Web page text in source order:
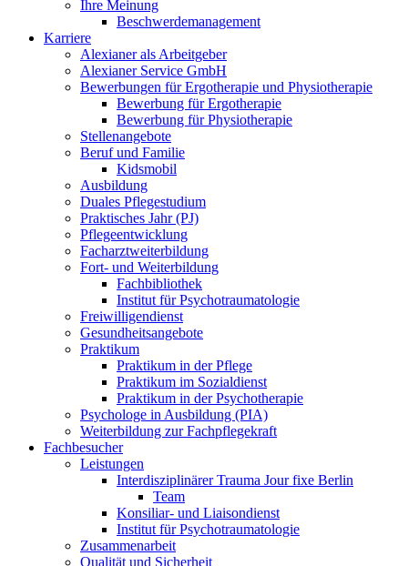
Ihre Meinung
Beschwerdemanagement
Karriere
Alexianer als Arbeitgeber
Alexianer Service GmbH
Bewerbungen für Ergotherapie und Physiotherapie
Bewerbung für Ergotherapie
Bewerbung für Physiotherapie
Stellenangebote
Beruf und Familie
Kidsmobil
Ausbildung
Duales Pflegestudium
Praktisches Jahr (PJ)
Pflegeentwicklung
Facharztweiterbildung
Fort- und Weiterbildung
Fachbibliothek
Institut für Psychotraumatologie
Freiwilligendienst
Gesundheitsangebote
Praktikum
Praktikum in der Pflege
Praktikum im Sozialdienst
Praktikum in der Psychotherapie
Psychologe in Ausbildung (PIA)
Weiterbildung zur Fachpflegekraft
Fachbesucher
Leistungen
Interdisziplinärer Trauma Jour fixe Berlin
Team
Konsiliar- und Liaisondienst
Institut für Psychotraumatologie
Zusammenarbeit
Qualität und Sicherheit